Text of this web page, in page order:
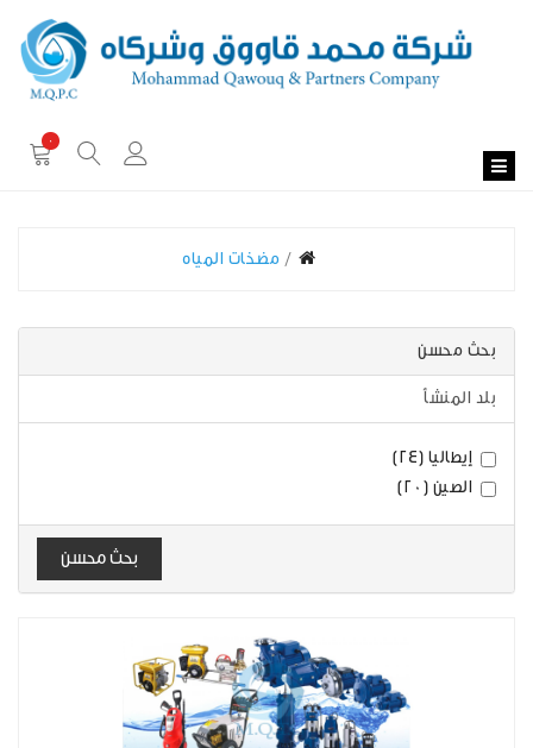
0
مضخات المياه
بحث محسن
بلد المنشأ
إيطاليا (24)
الصين (20)
بحث محسن